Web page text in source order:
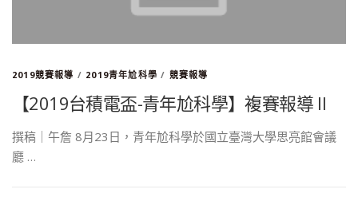
2019競賽報導 / 2019青年尬科學 / 競賽報導
【2019台積電盃-青年尬科學】複賽報導 II
撰稿｜午詹 8月23日，青年尬科學於國立臺灣大學思亮館會議
廳 …